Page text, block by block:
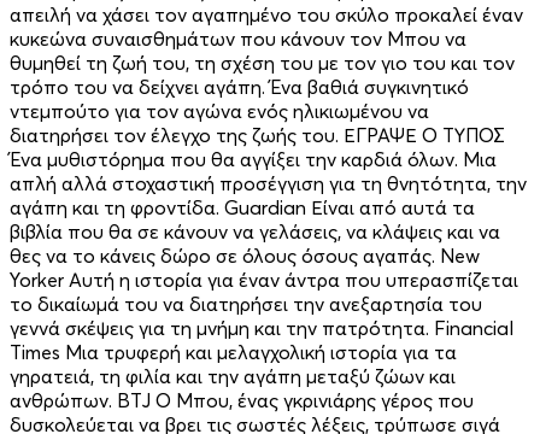
απειλή να χάσει τον αγαπημένο του σκύλο προκαλεί έναν
κυκεώνα συναισθημάτων που κάνουν τον Μπου να
θυμηθεί τη ζωή του, τη σχέση του με τον γιο του και τον
τρόπο του να δείχνει αγάπη. Ένα βαθιά συγκινητικό
ντεμπούτο για τον αγώνα ενός ηλικιωμένου να
διατηρήσει τον έλεγχο της ζωής του. ΕΓΡΑΨΕ Ο ΤΥΠΟΣ
Ένα μυθιστόρημα που θα αγγίξει την καρδιά όλων. Μια
απλή αλλά στοχαστική προσέγγιση για τη θνητότητα, την
αγάπη και τη φροντίδα. Guardian Είναι από αυτά τα
βιβλία που θα σε κάνουν να γελάσεις, να κλάψεις και να
θες να το κάνεις δώρο σε όλους όσους αγαπάς. New
Yorker Αυτή η ιστορία για έναν άντρα που υπερασπίζεται
το δικαίωμά του να διατηρήσει την ανεξαρτησία του
γεννά σκέψεις για τη μνήμη και την πατρότητα. Financial
Times Μια τρυφερή και μελαγχολική ιστορία για τα
γηρατειά, τη φιλία και την αγάπη μεταξύ ζώων και
ανθρώπων. BTJ Ο Μπου, ένας γκρινιάρης γέρος που
δυσκολεύεται να βρει τις σωστές λέξεις, τρύπωσε σιγά